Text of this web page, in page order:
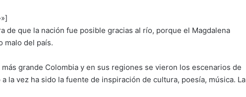
de que la nación fue posible gracias al río, porque el Magdalena
malo del país.
grande Colombia y en sus regiones se vieron los escenarios de
la vez ha sido la fuente de inspiración de cultura, poesía, música. La